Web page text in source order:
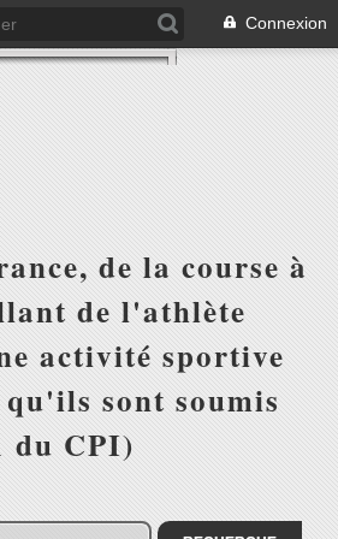
Connexion
de la course à
de l'athlète
activité sportive
sont soumis
du CPI)